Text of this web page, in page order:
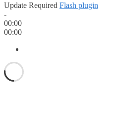
Update Required Flash plugin
-
00:00
00:00